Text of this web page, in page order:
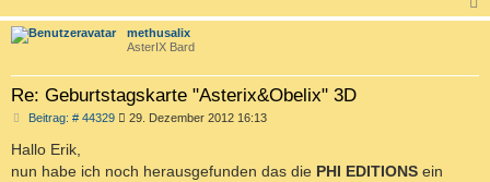
a
methusalix
AsterIX Bard
Re: Geburtstagskarte "Asterix&Obelix" 3D
Beitrag: # 44329B
r
29. Dezember 2012 16:13
Hallo Erik,
nun habe ich noch herausgefunden das die PHI EDITIONS ein